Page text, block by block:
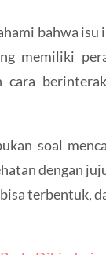
bahwa isu
memiliki
cara
soal
dengan
terbentuk,